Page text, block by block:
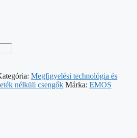
Megfigyelési technológia és
nélküli csengők Márka: EMOS